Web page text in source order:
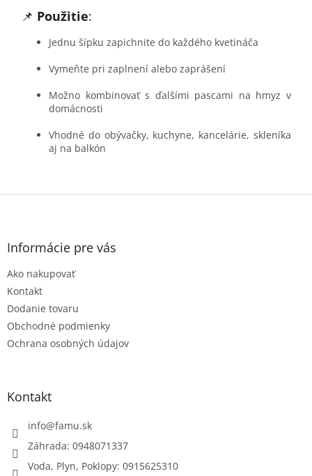
📌 Použitie:
Jednu šípku zapichnite do každého kvetináča
Vymeňte pri zaplnení alebo zaprášení
Možno kombinovať s ďalšími pascami na hmyz v
domácnosti
Vhodné do obývačky, kuchyne, kancelárie, skleníka
aj na balkón
Z
Informácie pre vás
Ako nakupovať
Kontakt
Dodanie tovaru
Obchodné podmienky
Ochrana osobných údajov
Kontakt
info@famu.sk
Záhrada: 0948071337
Voda, Plyn, Poklopy: 0915625310